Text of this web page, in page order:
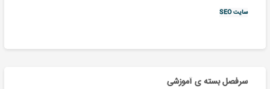
سایت SEO
سرفصل بسته ی آموزشی